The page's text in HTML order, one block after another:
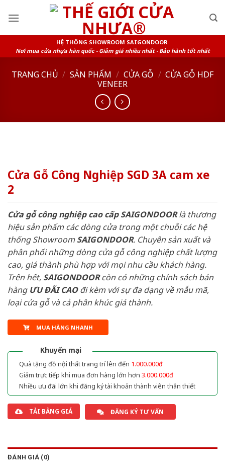
HỆ THỐNG SHOWROOM SAIGONDOOR
Nơi mua cửa nhựa hàn quốc - Giảm giá nhiều nhất - Bảo hành tốt nhất
TRANG CHỦ / SẢN PHẨM / CỬA GỖ / CỬA GỖ HDF
VENEER
Cửa Gỗ Công Nghiệp SGD 3A cam xe
2
Cửa gỗ công nghiệp cao cấp SAIGONDOORlà thương
hiệu sản phẩm các dòng cửa trong một chuỗi các hệ
thống ShowroomSAIGONDOOR. Chuyên sản xuất và
phân phối những dòng cửa gỗ công nghiệp chất lượng
cao, giá thành phù hợp với mọi nhu cầu khách hàng.
Trên hết, SAIGONDOORcòn có những chính sách bán
hàng ƯU ĐÃI CAOđi kèm với sự đa dạng về mẫu mã,
loại cửa gỗ và cả phân khúc giá thành.
MUA HÀNG NHANH
Khuyến mại
Quà tặng đồ nội thất trang trí lên đến 1.000.000đ
Giảm trực tiếp khi mua đơn hàng lớn hơn 3.000.000đ
Nhiều ưu đãi lớn khi đăng ký tài khoản thành viên thân thiết
TẢI BẢNG GIÁ ĐĂNG KÝ TƯ VẤN
ĐÁNH GIÁ (0)